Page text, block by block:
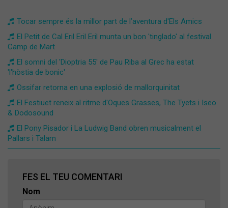
​Tocar sempre és la millor part de l’aventura d'Els Amics
El Petit de Cal Eril Eril Eril munta un bon 'tinglado' al festival
Camp de Mart
El somni del 'Dioptria 55' de Pau Riba al Grec ha estat
'l'hòstia de bonic'
Ossifar retorna en una explosió de mallorquinitat
El Festiuet reneix al ritme d'Oques Grasses, The Tyets i Iseo
& Dodosound
El Pony Pisador i La Ludwig Band obren musicalment el
Pallars i Talarn
FES EL TEU COMENTARI
Nom